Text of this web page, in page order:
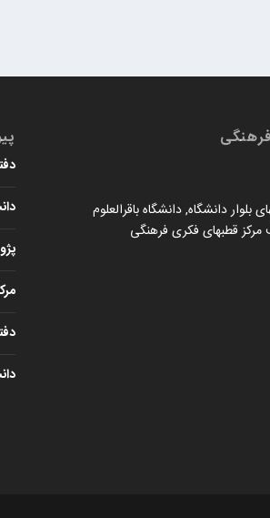
دانشگاه, دانشگاه باقرالعلوم
قطبهای فکری فرهنگی